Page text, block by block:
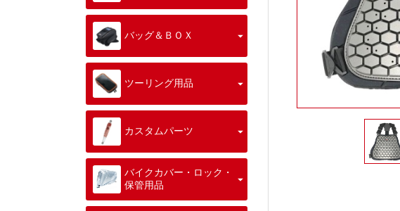
バッグ＆ＢＯＸ
ツーリング用品
カスタムパーツ
バイクカバー・ロック・
保管用品